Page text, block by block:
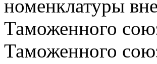
номенклатуры
Таможенного
Таможенного